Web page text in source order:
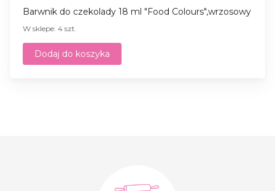
Barwnik do czekolady 18 ml "Food Colours",wrzosowy
W sklepe: 4 szt.
Dodaj do koszyka